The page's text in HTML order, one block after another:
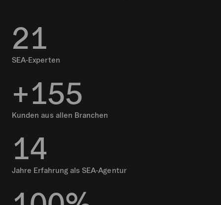
21
SEA-Experten
+155
Kunden aus allen Branchen
14
Jahre Erfahrung als SEA-Agentur